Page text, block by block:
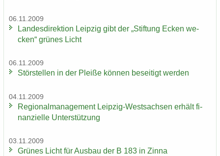
06.11.2009
Lan­des­di­rek­ti­on Leip­zig gibt der „Stif­tung Ecken we­
cken“ grü­nes Licht
06.11.2009
Stör­stel­len in der Plei­ße kön­nen be­sei­tigt wer­den
04.11.2009
Re­gio­nal­ma­nage­ment Leipzig-​Westsachsen er­hält fi­
nan­zi­el­le Un­ter­stüt­zung
03.11.2009
Grü­nes Licht für Aus­bau der B 183 in Zinna